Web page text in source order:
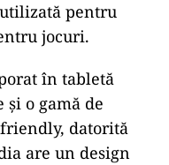
pentru
jocuri.
în tabletă
o gamă de
datorită
are un design